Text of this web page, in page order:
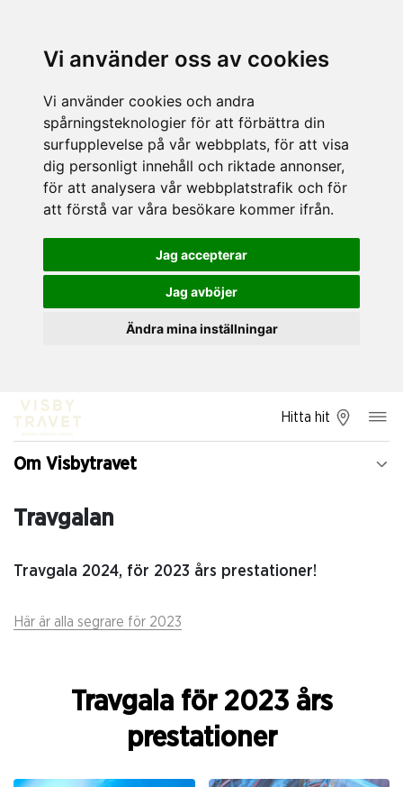
Vi använder oss av cookies
Vi använder cookies och andra
spårningsteknologier för att förbättra din
surfupplevelse på vår webbplats, för att visa
dig personligt innehåll och riktade annonser,
för att analysera vår webbplatstrafik och för
att förstå var våra besökare kommer ifrån.
Jag accepterar
Jag avböjer
Ändra mina inställningar
Hitta hit
Om Visbytravet
Travgalan
Travgala 2024, för 2023 års prestationer!
Här är alla segrare för 2023
Travgala för 2023 års
prestationer